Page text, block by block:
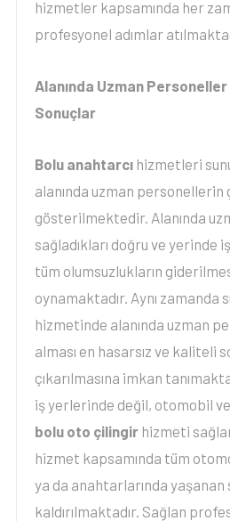
hizmetler kapsamında her
profesyonel adımlar
Alanında Uzman
Sonuçlar
Bolu anahtarcı hizmetleri
alanında uzman personellerin
gösterilmektedir. Alanında
sağladıkları doğru ve yerinde
tüm olumsuzlukların
oynamaktadır. Aynı zamanda
hizmetinde alanında uzman
alması en hasarsız ve kaliteli
çıkarılmasına imkan
iş yerlerinde değil, otomobil
bolu oto çilingir hizmeti
hizmet kapsamında tüm
ya da anahtarlarında
kaldırılmaktadır. Sağlan